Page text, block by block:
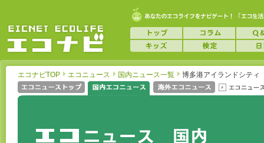
エコナビTOP エコニュース 国内ニュース一覧 博多港アイランドシティ